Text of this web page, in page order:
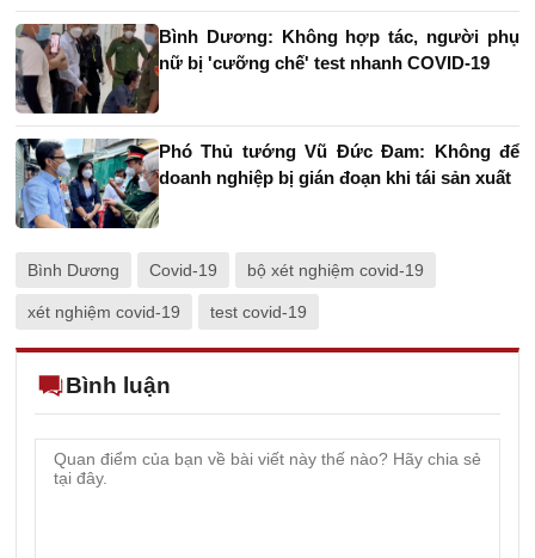
Bình Dương: Không hợp tác, người phụ
nữ bị 'cưỡng chế' test nhanh COVID-19
Phó Thủ tướng Vũ Đức Đam: Không để
doanh nghiệp bị gián đoạn khi tái sản xuất
Bình Dương Covid-19 bộ xét nghiệm covid-19
xét nghiệm covid-19 test covid-19
Bình luận